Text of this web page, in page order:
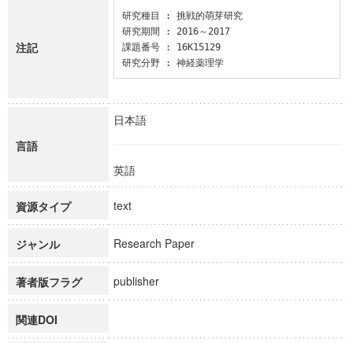
注記
研究種目 : 挑戦的萌芽研究
研究期間 : 2016～2017
課題番号 : 16K15129
研究分野 : 神経薬理学
言語
日本語
英語
資源タイプ text
ジャンル Research Paper
著者版フラグ publisher
関連DOI